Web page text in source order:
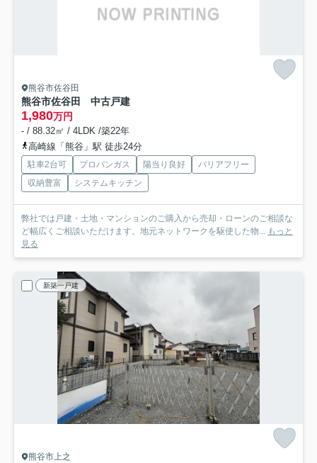
熊谷市佐谷田
熊谷市佐谷田 中古戸建
1,980万円
- / 88.32㎡ / 4LDK /築22年
高崎線「熊谷」駅 徒歩24分
駐車2台可 プロパンガス 陽当り良好
バリアフリー
収納豊富
システムキッチン
弊社では戸建・土地・マンションのご購入から売却・ローンのご相談な
ど幅広くご相談いただけます。地元ネットワークを駆使した物... もっと
見る
新築一戸建
熊谷市上之